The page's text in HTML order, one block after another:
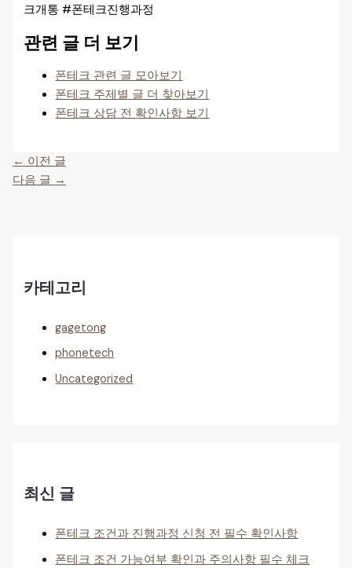
크개통 #폰테크진행과정
관련 글 더 보기
폰테크 관련 글 모아보기
폰테크 주제별 글 더 찾아보기
폰테크 상담 전 확인사항 보기
← 이전 글
다음 글 →
카테고리
gagetong
phonetech
Uncategorized
최신 글
폰테크 조건과 진행과정 신청 전 필수 확인사항
폰테크 조건 가능여부 확인과 주의사항 필수 체크